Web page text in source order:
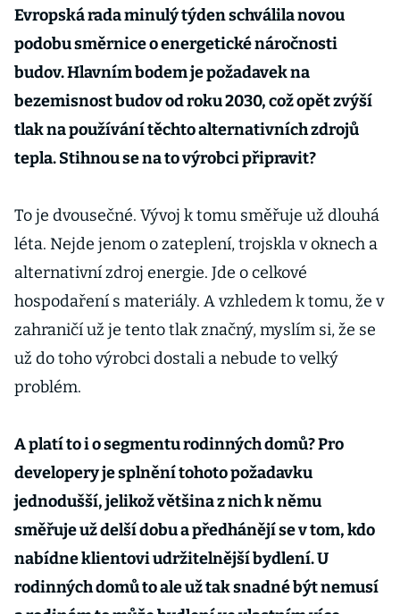
čerpadla.
Developeři
bytové
projekty
Evropská rada minulý týden schválila novou
podobu směrnice o energetické náročnosti
budov. Hlavním bodem je požadavek na
bezemisnost budov od roku 2030, což opět zvýší
tlak na používání těchto alternativních zdrojů
tepla. Stihnou se na to výrobci připravit?
To je dvousečné. Vývoj k tomu směřuje už dlouhá
léta. Nejde jenom o zateplení, trojskla v oknech a
alternativní zdroj energie. Jde o celkové
hospodaření s materiály. A vzhledem k tomu, že v
zahraničí už je tento tlak značný, myslím si, že se
už do toho výrobci dostali a nebude to velký
problém.
A platí to i o segmentu rodinných domů? Pro
developery je splnění tohoto požadavku
jednodušší, jelikož většina z nich k němu
směřuje už delší dobu a předhánějí se v tom, kdo
nabídne klientovi udržitelnější bydlení. U
rodinných domů to ale už tak snadné být nemusí